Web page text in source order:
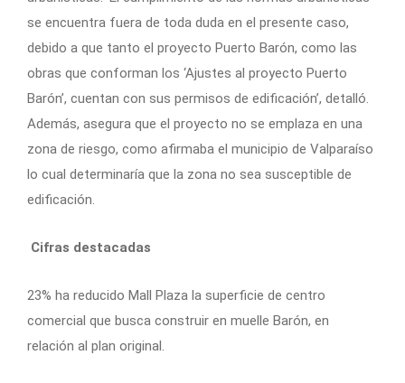
se encuentra fuera de toda duda en el presente caso,
debido a que tanto el proyecto Puerto Barón, como las
obras que conforman los ‘Ajustes al proyecto Puerto
Barón’, cuentan con sus permisos de edificación’, detalló.
Además, asegura que el proyecto no se emplaza en una
zona de riesgo, como afirmaba el municipio de Valparaíso
lo cual determinaría que la zona no sea susceptible de
edificación.
Cifras destacadas
23% ha reducido Mall Plaza la superficie de centro
comercial que busca construir en muelle Barón, en
relación al plan original.